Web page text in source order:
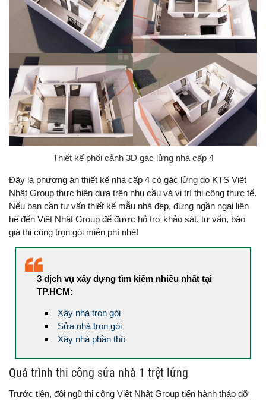
Thiết kế phối cảnh 3D gác lửng nhà cấp 4
Đây là phương án thiết kế nhà cấp 4 có gác lửng do KTS Việt
Nhật Group thực hiện dựa trên nhu cầu và vị trí thi công thực tế.
Nếu bạn cần tư vấn thiết kế mẫu nhà đẹp, đừng ngần ngại liên
hệ đến Việt Nhật Group để được hỗ trợ khảo sát, tư vấn, báo
giá thi công trọn gói miễn phí nhé!
3 dịch vụ xây dựng tìm kiếm nhiều nhất tại
TP.HCM:
Xây nhà trọn gói
Sửa nhà trọn gói
Xây nhà phần thô
Quá trình thi công sửa nhà 1 trệt lửng
Trước tiên, đội ngũ thi công Việt Nhật Group tiến hành tháo dỡ